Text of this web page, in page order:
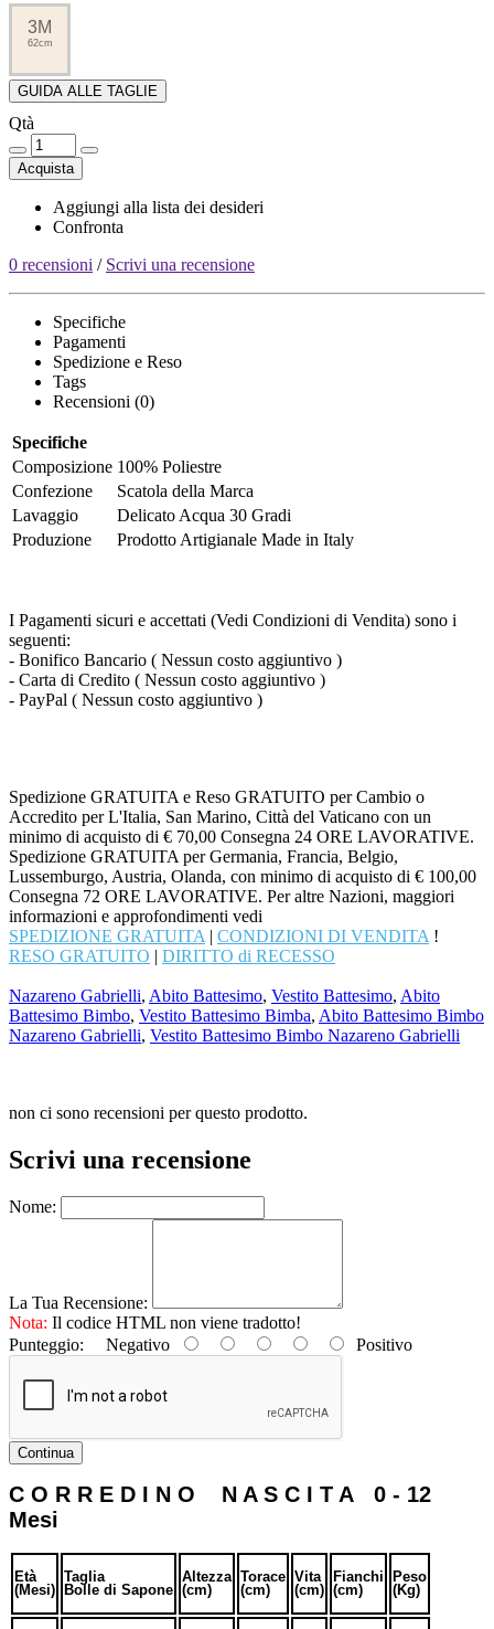
3M
62cm
GUIDA ALLE TAGLIE
Qtà
Acquista
Aggiungi alla lista dei desideri
Confronta
0 recensioni / Scrivi una recensione
Specifiche
Pagamenti
Spedizione e Reso
Tags
Recensioni (0)
Specifiche
Composizione 100% Poliestre
Confezione
Scatola della Marca
Lavaggio
Delicato Acqua 30 Gradi
Produzione
Prodotto Artigianale Made in Italy
I Pagamenti sicuri e accettati (Vedi Condizioni di Vendita) sono i
seguenti:
- Bonifico Bancario ( Nessun costo aggiuntivo )
- Carta di Credito ( Nessun costo aggiuntivo )
- PayPal ( Nessun costo aggiuntivo )
Spedizione GRATUITA e Reso GRATUITO per Cambio o
Accredito per L'Italia, San Marino, Città del Vaticano con un
minimo di acquisto di € 70,00 Consegna 24 ORE LAVORATIVE.
Spedizione GRATUITA per Germania, Francia, Belgio,
Lussemburgo, Austria, Olanda, con minimo di acquisto di € 100,00
Consegna 72 ORE LAVORATIVE. Per altre Nazioni, maggiori
informazioni e approfondimenti vedi
SPEDIZIONE GRATUITA | CONDIZIONI DI VENDITA !
RESO GRATUITO | DIRITTO di RECESSO
Nazareno Gabrielli, Abito Battesimo, Vestito Battesimo, Abito
Battesimo Bimbo, Vestito Battesimo Bimba, Abito Battesimo Bimbo
Nazareno Gabrielli, Vestito Battesimo Bimbo Nazareno Gabrielli
non ci sono recensioni per questo prodotto.
Scrivi una recensione
Nome:
La Tua Recensione:
Nota: Il codice HTML non viene tradotto!
Punteggio: Negativo Positivo
Continua
C O R R E D I N O N A S C I T A 0 - 12
Mesi
Età
(Mesi)
Taglia
Bolle di Sapone
Altezza
(cm)
Torace
(cm)
Vita
(cm)
Fianchi
(cm)
Peso
(Kg)